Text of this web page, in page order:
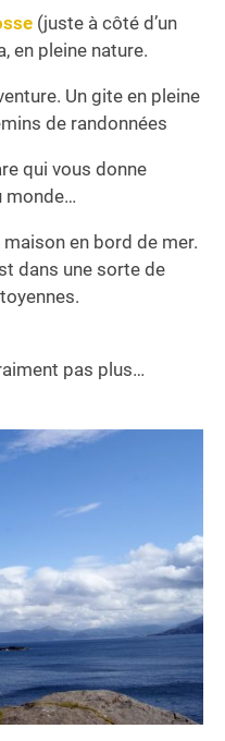
(juste à côté d’un
en pleine nature.
Un gite en pleine
de randonnées
qui vous donne
monde…
en bord de mer.
dans une sorte de
pas plus…